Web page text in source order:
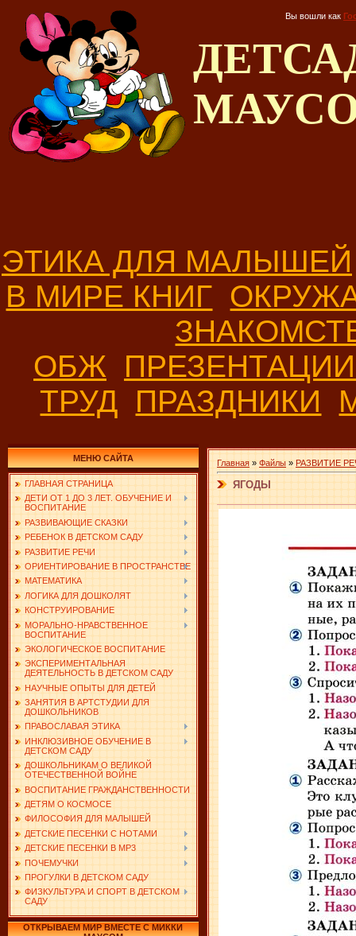
Вы вошли как
ЭТИКА ДЛЯ МАЛЫШЕЙ
В МИРЕ КНИГ
ОБЖ
ТРУД ПРАЗДНИКИ
МЕНЮ САЙТА
ГЛАВНАЯ СТРАНИЦА
ДЕТИ ОТ 1 ДО 3 ЛЕТ. ОБУЧЕНИЕ И
ВОСПИТАНИЕ
РАЗВИВАЮЩИЕ СКАЗКИ
РЕБЕНОК В ДЕТСКОМ САДУ
РАЗВИТИЕ РЕЧИ
ОРИЕНТИРОВАНИЕ В ПРОСТРАНСТВЕ
МАТЕМАТИКА
ЛОГИКА ДЛЯ ДОШКОЛЯТ
КОНСТРУИРОВАНИЕ
МОРАЛЬНО-НРАВСТВЕННОЕ
ВОСПИТАНИЕ
ЭКОЛОГИЧЕСКОЕ ВОСПИТАНИЕ
ЭКСПЕРИМЕНТАЛЬНАЯ
ДЕЯТЕЛЬНОСТЬ В ДЕТСКОМ САДУ
НАУЧНЫЕ ОПЫТЫ ДЛЯ ДЕТЕЙ
ЗАНЯТИЯ В АРТСТУДИИ ДЛЯ
ДОШКОЛЬНИКОВ
ПРАВОСЛАВАЯ ЭТИКА
ИНКЛЮЗИВНОЕ ОБУЧЕНИЕ В
ДЕТСКОМ САДУ
ДОШКОЛЬНИКАМ О ВЕЛИКОЙ
ОТЕЧЕСТВЕННОЙ ВОЙНЕ
ВОСПИТАНИЕ ГРАЖДАНСТВЕННОСТИ
ДЕТЯМ О КОСМОСЕ
ФИЛОСОФИЯ ДЛЯ МАЛЫШЕЙ
ДЕТСКИЕ ПЕСЕНКИ С НОТАМИ
ДЕТСКИЕ ПЕСЕНКИ В MP3
ПОЧЕМУЧКИ
ПРОГУЛКИ В ДЕТСКОМ САДУ
ФИЗКУЛЬТУРА И СПОРТ В ДЕТСКОМ
САДУ
ОТКРЫВАЕМ МИР ВМЕСТЕ С МИККИ
Главная » Файлы » РАЗВИТИЕ
ЯГОДЫ